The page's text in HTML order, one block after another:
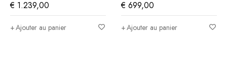
Off White
€ 1.239,00
Ajouter au panier
€ 699,00
Ajouter au panier